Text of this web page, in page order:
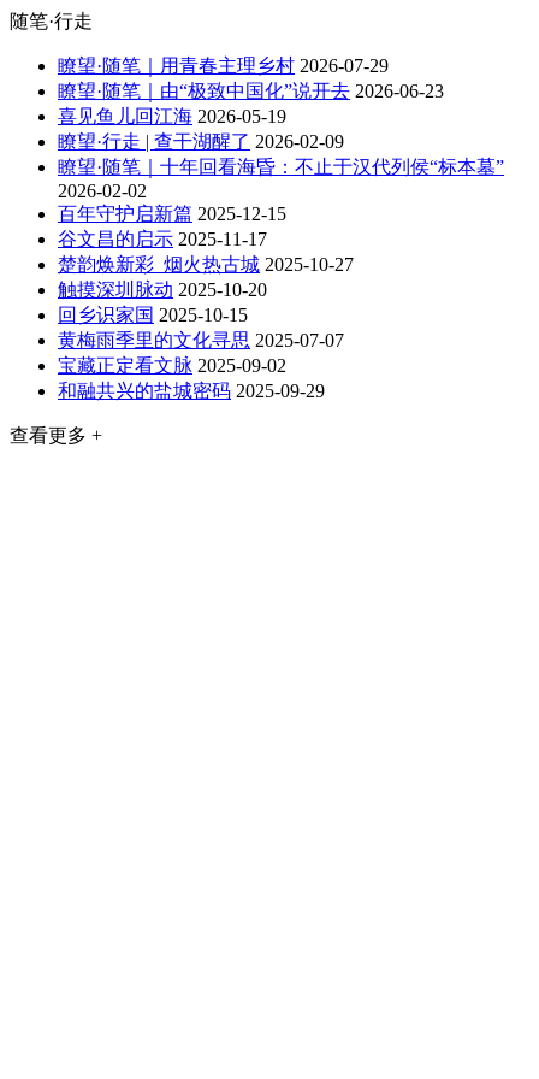
随笔·行走
瞭望·随笔｜用青春主理乡村 2026-07-29
瞭望·随笔｜由“极致中国化”说开去 2026-06-23
喜见鱼儿回江海 2026-05-19
瞭望·行走 | 查干湖醒了 2026-02-09
瞭望·随笔｜十年回看海昏：不止于汉代列侯“标本墓”
2026-02-02
百年守护启新篇 2025-12-15
谷文昌的启示 2025-11-17
楚韵焕新彩 烟火热古城 2025-10-27
触摸深圳脉动 2025-10-20
回乡识家国 2025-10-15
黄梅雨季里的文化寻思 2025-07-07
宝藏正定看文脉 2025-09-02
和融共兴的盐城密码 2025-09-29
查看更多 +